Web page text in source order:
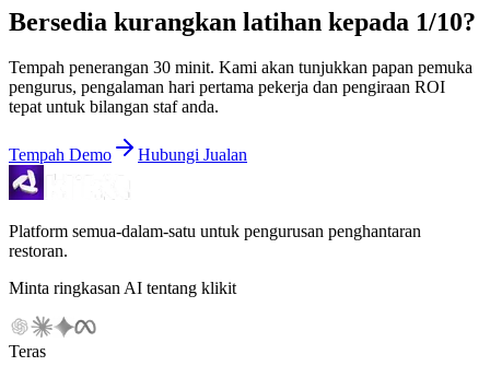
Bersedia kurangkan latihan kepada 1/10?
Tempah penerangan 30 minit. Kami akan tunjukkan papan pemuka
pengurus, pengalaman hari pertama pekerja dan pengiraan ROI
tepat untuk bilangan staf anda.
Tempah Demo Hubungi Jualan
Platform semua-dalam-satu untuk pengurusan penghantaran
restoran.
Minta ringkasan AI tentang klikit
Teras